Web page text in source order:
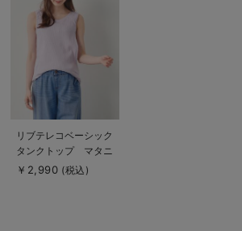
商
品
詳
を
リブテレコベーシック
タンクトップ マタニ
ティ・授乳服【出産後
￥2,990 (税込)